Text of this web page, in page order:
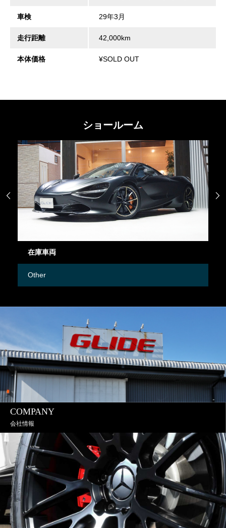
車検 29年3月
走行距離 42,000km
本体価格 ¥SOLD OUT
ショールーム
在庫車両
Other
 
COMPANY
会社情報